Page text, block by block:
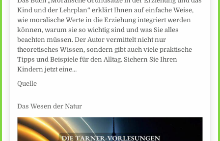
Kind und der Lehrplan“ erklärt Ihnen auf einfache Weise,
wie moralische Werte in die Erziehung integriert werden
können, warum sie so wichtig sind und was Sie alles
beachten müssen. Der Autor vermittelt nicht nur
theoretisches Wissen, sondern gibt auch viele praktische
Tipps und Beispiele für den Alltag. Sichern Sie Ihren
Kindern jetzt eine…
Quelle
Das Wesen der Natur